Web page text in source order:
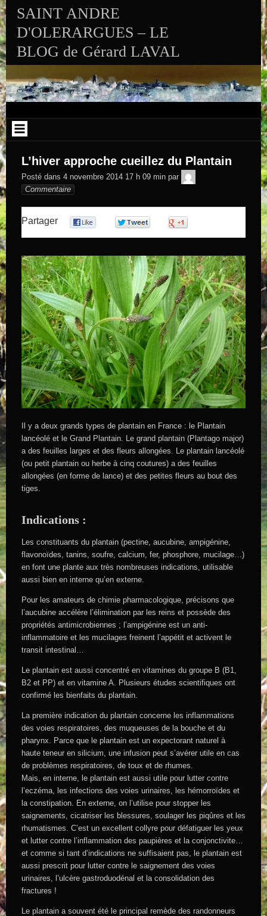
SAINT ANDRE
D'OLERARGUES – LE
BLOG de Gérard LAVAL
L’hiver approche cueillez du Plantain
Posté dans 4 novembre 2014 17 h 09 min par
Commentaire
Partager
Il y a deux grands types de plantain en France : le Plantain
lancéolé et le Grand Plantain. Le grand plantain (Plantago major)
a des feuilles larges et des fleurs allongées. Le plantain lancéolé
(ou petit plantain ou herbe à cinq coutures) a des feuilles
allongées (en forme de lance) et des petites fleurs au bout des
tiges.
Indications :
Les constituants du plantain (pectine, aucubine, ampigénine,
flavonoïdes, tanins, soufre, calcium, fer, phosphore, mucilage…)
en font une plante aux très nombreuses indications, utilisable
aussi bien en interne qu’en externe.
Pour les amateurs de chimie pharmacologique, précisons que
l’aucubine accélère l’élimination par les reins et possède des
propriétés antimicrobiennes ; l’ampigénine est un anti-
inflammatoire et les mucilages freinent l’appétit et activent le
transit intestinal…
Le plantain est aussi concentré en vitamines du groupe B (B1,
B2 et PP) et en vitamine A. Plusieurs études scientifiques ont
confirmé les bienfaits du plantain.
La première indication du plantain concerne les inflammations
des voies respiratoires, des muqueuses de la bouche et du
pharynx. Parce que le plantain est un expectorant naturel à
haute teneur en silicium, une infusion peut s’avérer utile en cas
de problèmes respiratoires, de toux et de rhumes.
Mais, en interne, le plantain est aussi utile pour lutter contre
l’eczéma, les infections des voies urinaires, les hémorroïdes et
la constipation. En externe, on l’utilise pour stopper les
saignements, cicatriser les blessures, soulager les piqûres et les
rhumatismes. C’est un excellent collyre pour défatiguer les yeux
et lutter contre l’inflammation des paupières et la conjonctivite…
et comme si tant d’indications ne suffisaient pas, le plantain est
aussi prescrit pour lutter contre le saignement des voies
urinaires, l’ulcère gastroduodénal et la consolidation des
fractures !
Le plantain a souvent été le principal remède des randonneurs